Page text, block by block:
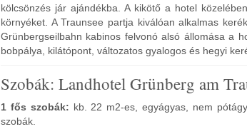
kölcsönzés jár ajándékba. A kikötő a hotel
környéket. A Traunsee partja kiválóan alkalmas
Grünbergseilbahn kabinos felvonó alsó állomása a
bobpálya, kilátópont, változatos gyalogos és hegyi
Szobák: Landhotel Grünberg am
1 fős szobák: kb. 22 m2-es, egyágyas, nem
szobák.